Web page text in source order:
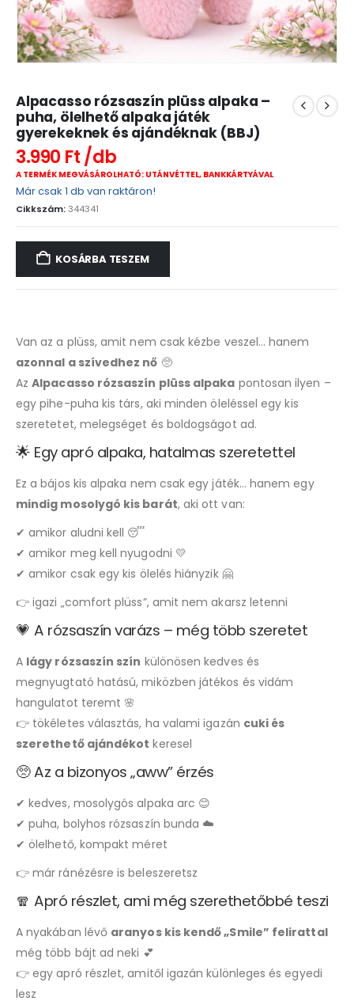
Alpacasso rózsaszín plüss alpaka –
puha, ölelhető alpaka játék
gyerekeknek és ajándéknak (BBJ)
3.990 Ft
A TERMÉK MEGVÁSÁROLHATÓ: UTÁNVÉTTEL, BANKKÁRTYÁVAL
Már csak 1 db van raktáron!
Cikkszám:344341
KOSÁRBA TESZEM
Van az a plüss, amit nem csak kézbe veszel… hanem
azonnal a szívedhez nő 🥺
AzAlpacasso rózsaszín plüss alpaka pontosan ilyen –
egy pihe-puha kis társ, aki minden öleléssel egy kis
szeretetet, melegséget és boldogságot ad.
🌟 Egy apró alpaka, hatalmas szeretettel
Ez a bájos kis alpaka nem csak egy játék… hanem egy
mindig mosolygó kis barát, aki ott van:
✔ amikor aludni kell 😴
✔ amikor meg kell nyugodni 💛
✔ amikor csak egy kis ölelés hiányzik 🤗
👉 igazi „comfort plüss”, amit nem akarsz letenni
💗 A rózsaszín varázs – még több szeretet
A lágy rózsaszín szín különösen kedves és
megnyugtató hatású, miközben játékos és vidám
hangulatot teremt 🌸
👉 tökéletes választás, ha valami igazán cuki és
szerethető ajándékot keresel
🥺 Az a bizonyos „aww” érzés
✔ kedves, mosolygós alpaka arc 😊
✔ puha, bolyhos rózsaszín bunda ☁️
✔ ölelhető, kompakt méret
👉 már ránézésre is beleszeretsz
🧣 Apró részlet, ami még szerethetőbbé teszi
A nyakában lévő aranyos kis kendő „Smile” felirattal
még több bájt ad neki 💕
👉 egy apró részlet, amitől igazán különleges és egyedi
lesz